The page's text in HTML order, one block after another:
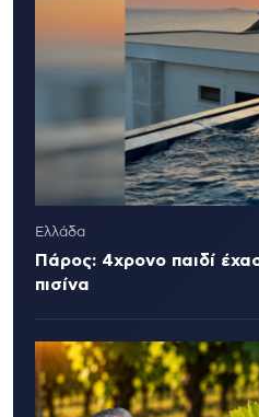
Ελλάδα
Πάρος: 4χρονο παιδί
πισίνα